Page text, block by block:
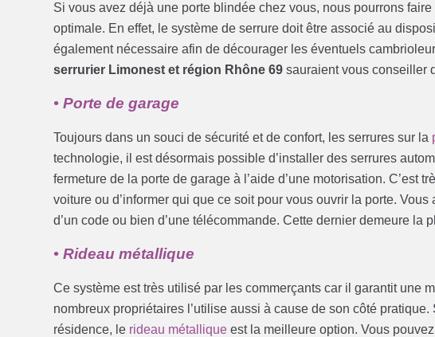
Si vous avez déjà une porte blindée chez vous, nous pourrons
optimale. En effet, le système de serrure doit être associé au
également nécessaire afin de décourager les éventuels
serrurier Limonest et région Rhône 69 sauraient vous conseiller
• Porte de garage
Toujours dans un souci de sécurité et de confort, les serrures sur la
technologie, il est désormais possible d’installer des serrures
fermeture de la porte de garage à l’aide d’une motorisation. C’est
voiture ou d’informer qui que ce soit pour vous ouvrir la porte.
d’un code ou bien d’une télécommande. Cette dernier demeure la
• Rideau métallique
Ce système est très utilisé par les commerçants car il garantit une
nombreux propriétaires l’utilise aussi à cause de son côté
résidence, le rideau métallique est la meilleure option. Vous